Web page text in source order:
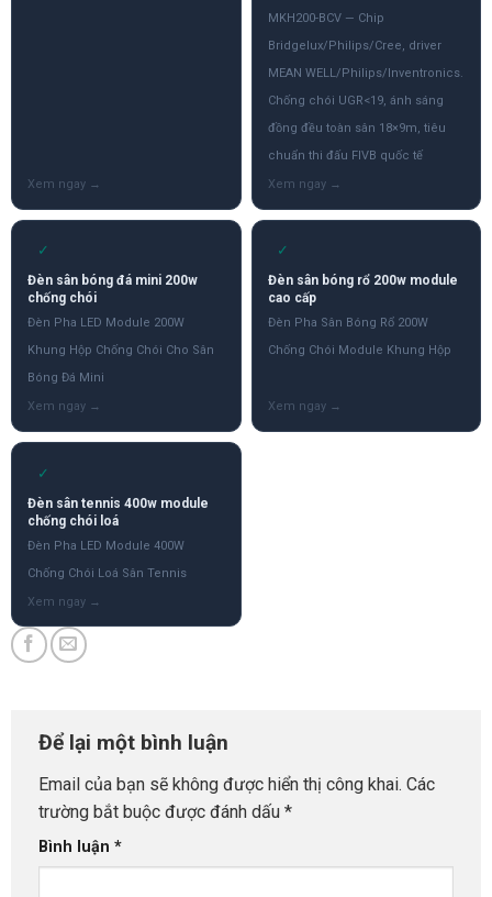
MKH200-BCV — Chip
Bridgelux/Philips/Cree, driver
MEAN WELL/Philips/Inventronics.
Chống chói UGR<19, ánh sáng
đồng đều toàn sân 18×9m, tiêu
chuẩn thi đấu FIVB quốc tế
✓
Đèn sân bóng đá mini 200w
chống chói
Đèn Pha LED Module 200W
Khung Hộp Chống Chói Cho Sân
Bóng Đá Mini
✓
Đèn sân bóng rổ 200w module
cao cấp
Đèn Pha Sân Bóng Rổ 200W
Chống Chói Module Khung Hộp
✓
Đèn sân tennis 400w module
chống chói loá
Đèn Pha LED Module 400W
Chống Chói Loá Sân Tennis
Để lại một bình luận
Email của bạn sẽ không được hiển thị công khai. Các
trường bắt buộc được đánh dấu *
Bình luận *